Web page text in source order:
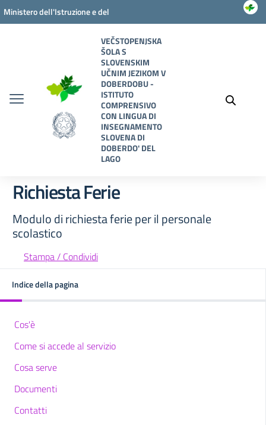
Vai ai contenuti
Vai al menu di navigazione
Vai al footer
Ministero dell'Istruzione e del
VEČSTOPENJSKA
ŠOLA S
SLOVENSKIM
UČNIM JEZIKOM V
DOBERDOBU -
ISTITUTO
COMPRENSIVO
CON LINGUA DI
INSEGNAMENTO
SLOVENA DI
DOBERDO' DEL
LAGO
Richiesta Ferie
Modulo di richiesta ferie per il personale
scolastico
Stampa / Condividi
Indice della pagina
Cos'è
Come si accede al servizio
Cosa serve
Documenti
Contatti